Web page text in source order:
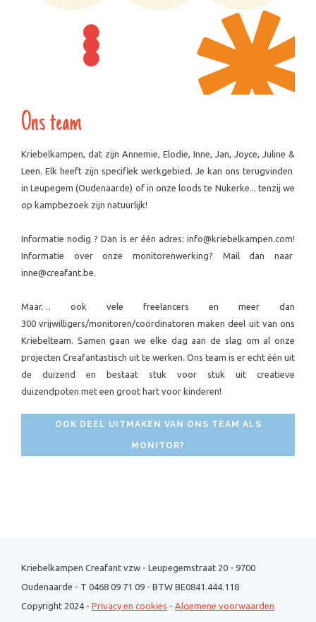
Ons team
Kriebelkampen, dat zijn Annemie, Elodie, Inne, Jan, Joyce, Juline &
Leen. Elk heeft zijn specifiek werkgebied. Je kan ons terugvinden
in Leupegem (Oudenaarde) of in onze loods te Nukerke... tenzij we
op kampbezoek zijn natuurlijk!
Informatie nodig ? Dan is er één adres: info@kriebelkampen.com!
Informatie over onze monitorenwerking? Mail dan naar
inne@creafant.be.
Maar… ook vele freelancers en meer dan
300 vrijwilligers/monitoren/coördinatoren maken deel uit van ons
Kriebelteam. Samen gaan we elke dag aan de slag om al onze
projecten Creafantastisch uit te werken. Ons team is er echt één uit
de duizend en bestaat stuk voor stuk uit creatieve
duizendpoten met een groot hart voor kinderen!
OOK DEEL UITMAKEN VAN ONS TEAM ALS
MONITOR?
Kriebelkampen Creafant vzw - Leupegemstraat 20 - 9700
Oudenaarde - T 0468 09 71 09 - BTW BE0841.444.118
Copyright 2024 - Privacy en cookies - Algemene voorwaarden